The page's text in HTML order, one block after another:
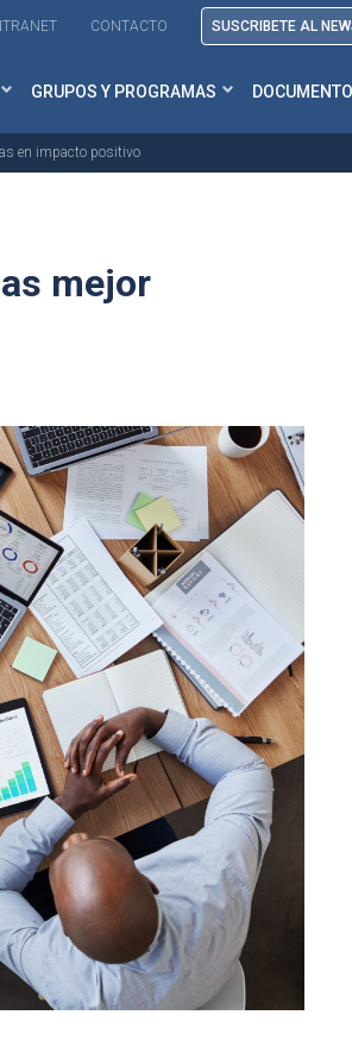
CONTACTO SUSCRIBETE AL
GRUPOS Y PROGRAMAS
en impacto positivo
mejor